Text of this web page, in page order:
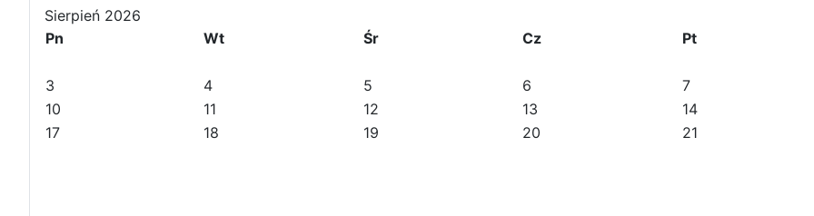
z
e
n
r
o
z
e
ę ę
Sierpień 2026
Pn
Wt Śr Cz Pt
3
4 5 6 7
10
11 12 13 14
17
18 19 20 21